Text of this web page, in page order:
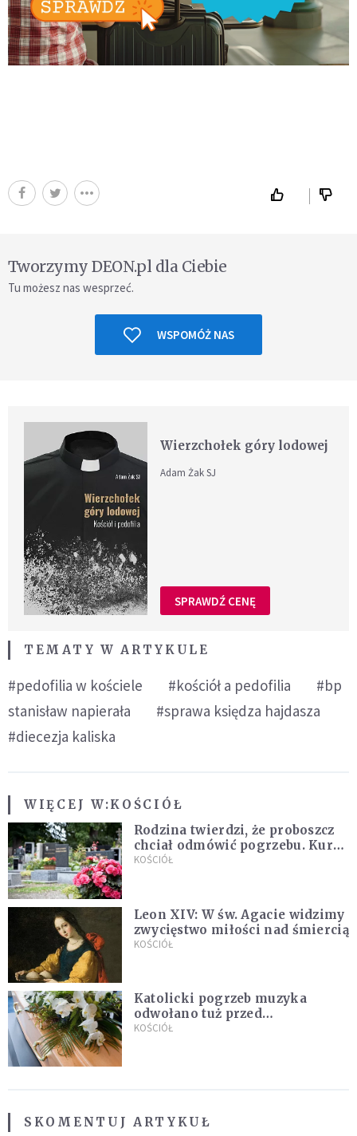
Tworzymy DEON.pl dla Ciebie
Tu możesz nas wesprzeć.
WSPOMÓŻ NAS
Wierzchołek góry lodowej
Adam Żak SJ
SPRAWDŹ CENĘ
TEMATY W ARTYKULE
#pedofilia w kościele #kościół a pedofilia
#bp
stanisław napierała
#sprawa księdza hajdasza
#diecezja kaliska
WIĘCEJ W:KOŚCIÓŁ
Rodzina twierdzi, że proboszcz
chciał odmówić pogrzebu. Kuria
zapowiada wyjaśnienia
KOŚCIÓŁ
Leon XIV: W św. Agacie widzimy
zwycięstwo miłości nad śmiercią
KOŚCIÓŁ
Katolicki pogrzeb muzyka
odwołano tuż przed
uroczystością. Powodem była
KOŚCIÓŁ
SKOMENTUJ ARTYKUŁ